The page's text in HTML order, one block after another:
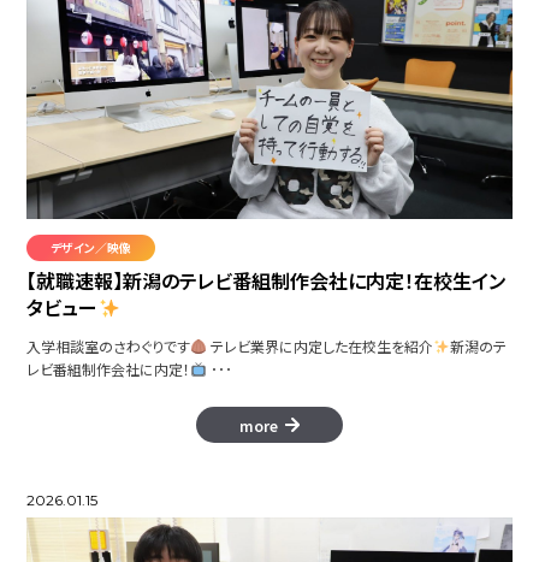
カチコチふわっぷ
くにゃっとくれいず
ファンタジー GameEffect
アニフェクト
morningbroll
Frei
デザイン／映像
【就職速報】新潟のテレビ番組制作会社に内定！在校生イン
タビュー
入学相談室のさわぐりです テレビ業界に内定した在校生を紹介
新潟のテ
レビ番組制作会社に内定！
･･･
more
2026.01.15